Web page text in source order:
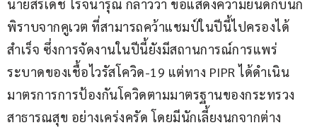
นายสิริเดช โรจนารุณ กล่าวว่า ขอแสดงความยินดีกับนก
พิราบจากคูเวต ที่สามารถคว้าแชมป์ในปีนี้ไปครองได้
สำเร็จ ซึ่งการจัดงานในปีนี้ยังมีสถานการณ์การแพร่
ระบาดของเชื้อไวรัสโควิด-19 แต่ทาง PIPR ได้ดำเนิน
มาตรการการป้องกันโควิดตามมาตรฐานของกระทรวง
สาธารณสุข อย่างเคร่งครัด โดยมีนักเลี้ยงนกจากต่าง